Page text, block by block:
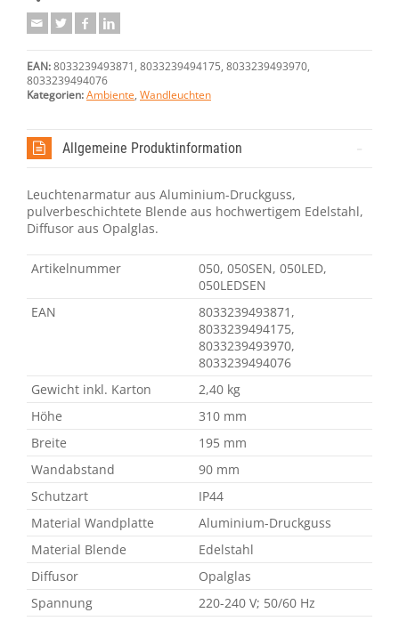
EAN: 8033239493871, 8033239494175, 8033239493970,
8033239494076
Kategorien: Ambiente Wandleuchten
Allgemeine Produktinformation
Leuchtenarmatur aus Aluminium-Druckguss,
pulverbeschichtete Blende aus hochwertigem Edelstahl,
Diffusor aus Opalglas.
Artikelnummer
050, 050SEN, 050LED,
050LEDSEN
EAN
8033239493871,
8033239494175,
8033239493970,
8033239494076
Gewicht inkl. Karton
2,40 kg
Höhe
310 mm
Breite
195 mm
Wandabstand
90 mm
Schutzart
IP44
Material Wandplatte
Aluminium-Druckguss
Material Blende
Edelstahl
Diffusor
Opalglas
Spannung
220-240 V; 50/60 Hz